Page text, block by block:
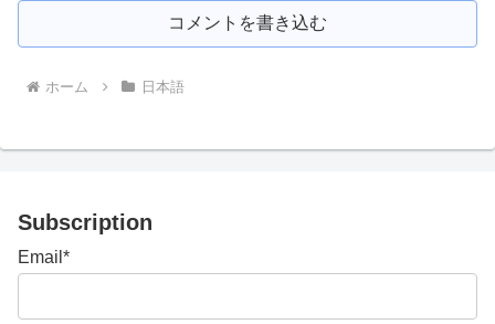
コメントを書き込む
ホーム 日本語
Subscription
Email*